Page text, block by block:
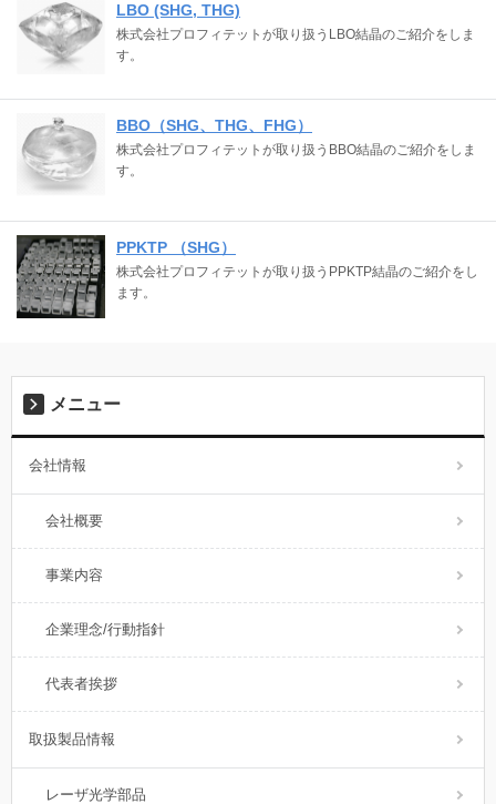
LBO (SHG, THG)
株式会社プロフィテットが取り扱うLBO結晶のご紹介をしま
す。
BBO（SHG、THG、FHG）
株式会社プロフィテットが取り扱うBBO結晶のご紹介をしま
す。
PPKTP （SHG）
株式会社プロフィテットが取り扱うPPKTP結晶のご紹介をし
ます。
メニュー
会社情報
会社概要
事業内容
企業理念/行動指針
代表者挨拶
取扱製品情報
レーザ光学部品